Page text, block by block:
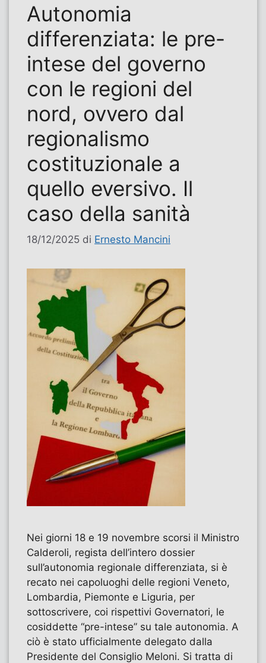
Autonomia
differenziata: le pre-
intese del governo
con le regioni del
nord, ovvero dal
regionalismo
costituzionale a
quello eversivo. Il
caso della sanità
18/12/2025 di Ernesto Mancini
Nei giorni 18 e 19 novembre scorsi il Ministro
Calderoli, regista dell’intero dossier
sull’autonomia regionale differenziata, si è
recato nei capoluoghi delle regioni Veneto,
Lombardia, Piemonte e Liguria, per
sottoscrivere, coi rispettivi Governatori, le
cosiddette “pre-intese” su tale autonomia. A
ciò è stato ufficialmente delegato dalla
Presidente del Consiglio Meloni. Si tratta di